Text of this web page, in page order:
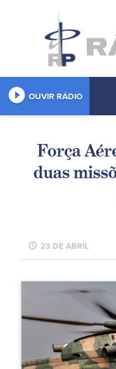
play_circle_filled OUVIR RÁDIO
Força
duas
schedule 23 DE ABRIL